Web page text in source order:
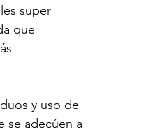
super
que
y uso de
se adecúen a